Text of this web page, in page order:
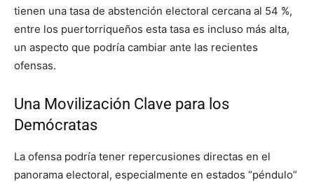
tienen una tasa de abstención electoral cercana al 54 %,
entre los puertorriqueños esta tasa es incluso más alta,
un aspecto que podría cambiar ante las recientes
ofensas.
Una Movilización Clave para los
Demócratas
La ofensa podría tener repercusiones directas en el
panorama electoral, especialmente en estados “péndulo”